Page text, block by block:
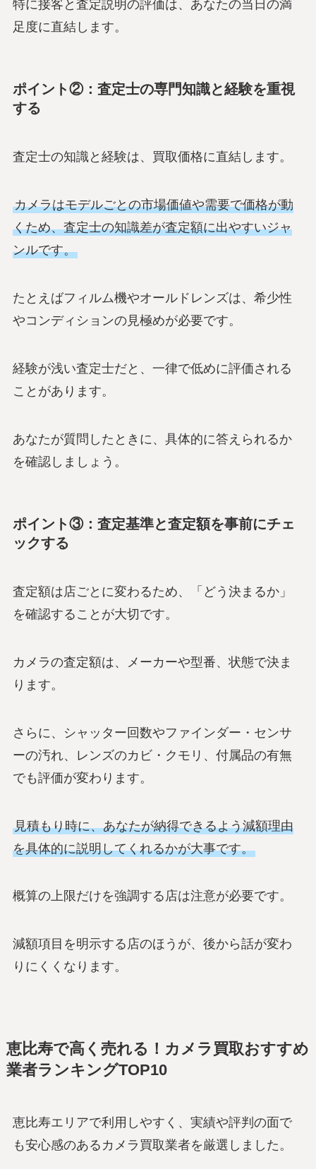
特に接客と査定説明の評価は、あなたの当日の満
足度に直結します。
ポイント②：査定士の専門知識と経験を重視
する
査定士の知識と経験は、買取価格に直結します。
カメラはモデルごとの市場価値や需要で価格が動
くため、査定士の知識差が査定額に出やすいジャ
ンルです。
たとえばフィルム機やオールドレンズは、希少性
やコンディションの見極めが必要です。
経験が浅い査定士だと、一律で低めに評価される
ことがあります。
あなたが質問したときに、具体的に答えられるか
を確認しましょう。
ポイント③：査定基準と査定額を事前にチェ
ックする
査定額は店ごとに変わるため、「どう決まるか」
を確認することが大切です。
カメラの査定額は、メーカーや型番、状態で決ま
ります。
さらに、シャッター回数やファインダー・センサ
ーの汚れ、レンズのカビ・クモリ、付属品の有無
でも評価が変わります。
見積もり時に、あなたが納得できるよう減額理由
を具体的に説明してくれるかが大事です。
概算の上限だけを強調する店は注意が必要です。
減額項目を明示する店のほうが、後から話が変わ
りにくくなります。
恵比寿で高く売れる！カメラ買取おすすめ
業者ランキングTOP10
恵比寿エリアで利用しやすく、実績や評判の面で
も安心感のあるカメラ買取業者を厳選しました。